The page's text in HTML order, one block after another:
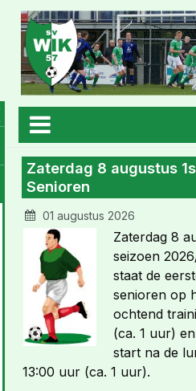
Zaterdag 8 augustus
Senioren
01 augustus 2026
Zaterdag 8
seizoen
staat de
senioren op
ochtend
(ca. 1 uur)
start na de
13:00 uur (ca. 1 uur).